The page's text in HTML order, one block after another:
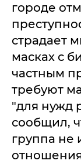
городе
страдает
масках с
частным
требуют
"для нужд
сообщил,
группа не